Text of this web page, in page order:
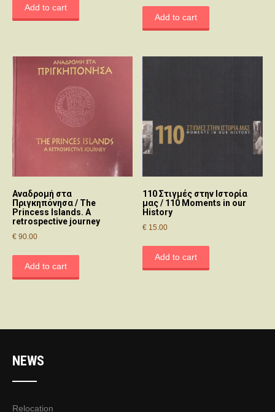
Add to cart
Add to cart
Aναδρομή στα
Πριγκηπόνησα / Τhe
Princess Islands. A
retrospective journey
€ 90.00
Add to cart
110 Στιγμές στην Ιστορία
μας / 110 Moments in our
History
€ 15.00
Add to cart
NEWS
Relocation